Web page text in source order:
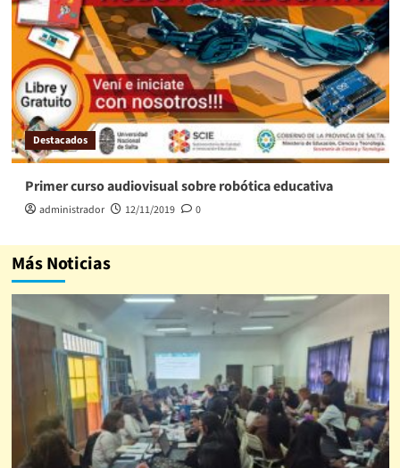
Destacados
Primer curso audiovisual sobre robótica educativa
administrador 12/11/2019 0
Más Noticias